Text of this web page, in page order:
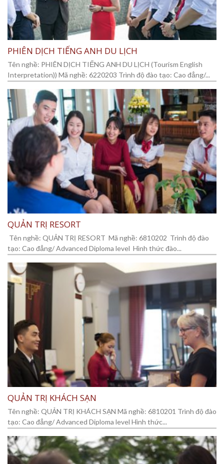
PHIÊN DỊCH TIẾNG ANH DU LỊCH
Tên nghề: PHIÊN DỊCH TIẾNG ANH DU LỊCH (Tourism English
Interpretation)) Mã nghề: 6220203 Trình độ đào tạo: Cao đẳng/...
QUẢN TRỊ RESORT
Tên nghề: QUẢN TRỊ RESORT Mã nghề: 6810202 Trình độ đào
tạo: Cao đẳng/ Advanced Diploma level Hình thức đào...
QUẢN TRỊ KHÁCH SẠN
Tên nghề: QUẢN TRỊ KHÁCH SẠN Mã nghề: 6810201 Trình độ đào
tạo: Cao đẳng/ Advanced Diploma level Hình thức...